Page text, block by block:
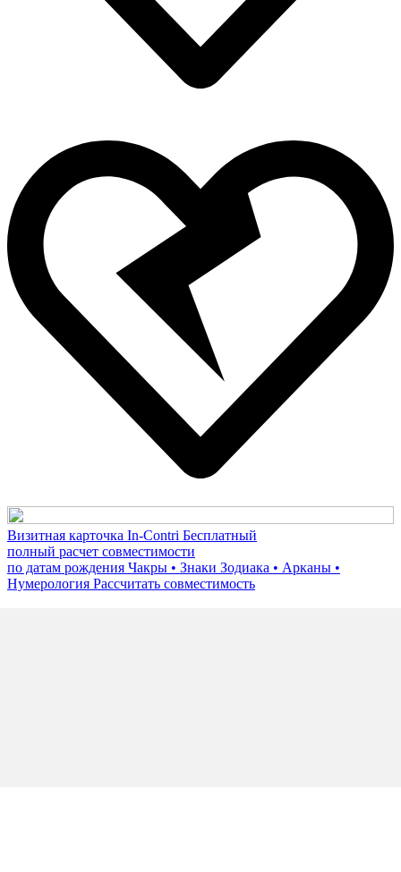
Визитная карточка In-Contri Бесплатный
полный расчет совместимости
по датам рождения Чакры • Знаки Зодиака • Арканы •
Нумерология Рассчитать совместимость